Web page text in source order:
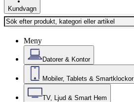
Kundvagn
Meny
Datorer & Kontor
Mobiler, Tablets & Smartklockor
TV, Ljud & Smart Hem